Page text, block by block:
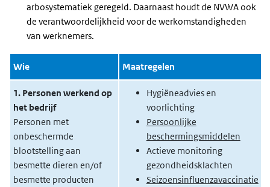
arbosystematiek geregeld. Daarnaast houdt de NVWA ook
de verantwoordelijkheid voor de werkomstandigheden
van werknemers.
Wie Maatregelen
1. Personen werkend op
het bedrijf
Personen met
onbeschermde
blootstelling aan
besmette dieren en/of
besmette producten
Hygiëneadvies en
voorlichting
Persoonlijke
beschermingsmiddelen
Actieve monitoring
gezondheidsklachten
Seizoensinfluenzavaccinatie